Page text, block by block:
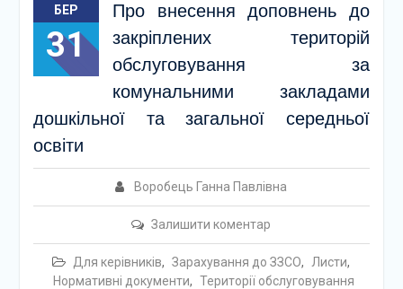
БЕР
31
Про внесення доповнень до
закріплених територій
обслуговування за
комунальними закладами
дошкільної та загальної середньої
освіти
Воробець Ганна Павлівна
Залишити коментар
Для керівників, Зарахування до ЗЗСО, Листи,
Нормативні документи, Території обслуговування